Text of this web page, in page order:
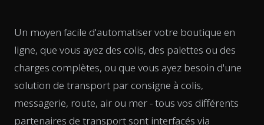
Un moyen facile d'automatiser votre boutique en
ligne, que vous ayez des colis, des palettes ou des
charges complètes, ou que vous ayez besoin d'une
solution de transport par consigne à colis,
messagerie, route, air ou mer - tous vos différents
partenaires de transport sont interfacés via